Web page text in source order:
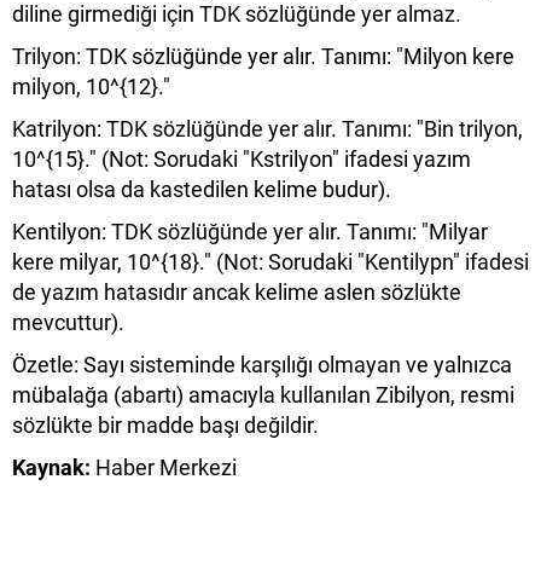
diline girmediği için TDK sözlüğünde yer almaz.
​Trilyon: TDK sözlüğünde yer alır. Tanımı: "Milyon kere
milyon, 10^{12}."
​Katrilyon: TDK sözlüğünde yer alır. Tanımı: "Bin trilyon,
10^{15}." (Not: Sorudaki "Kstrilyon" ifadesi yazım
hatası olsa da kastedilen kelime budur).
​Kentilyon: TDK sözlüğünde yer alır. Tanımı: "Milyar
kere milyar, 10^{18}." (Not: Sorudaki "Kentilypn" ifadesi
de yazım hatasıdır ancak kelime aslen sözlükte
mevcuttur).
​Özetle: Sayı sisteminde karşılığı olmayan ve yalnızca
mübalağa (abartı) amacıyla kullanılan Zibilyon, resmi
sözlükte bir madde başı değildir.
Kaynak: Haber Merkezi